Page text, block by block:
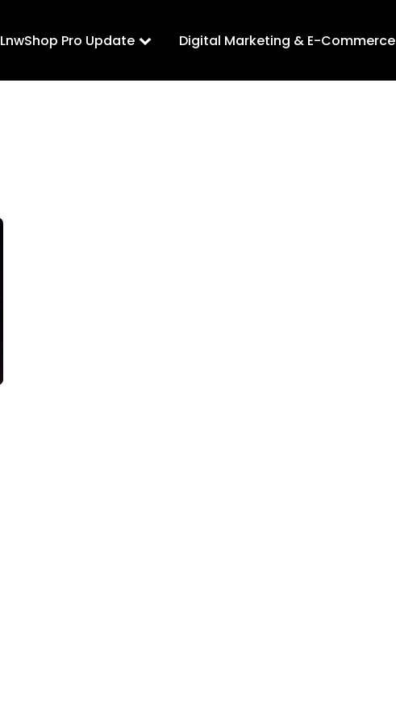
LnwShop Pro Update Digital Marketing & E-Commerce